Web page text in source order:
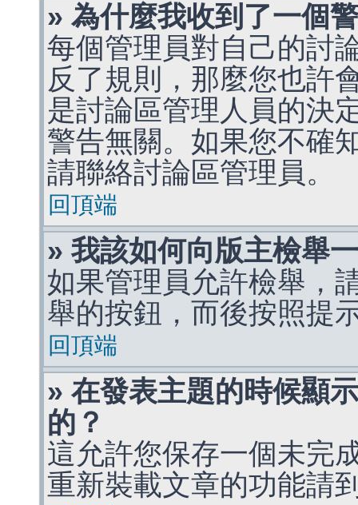
» 為什麼我收到了一個
每個管理員對自己的討
反了規則，那麼您也許
是討論區管理人員的決
警告無關。如果您不確
請聯絡討論區管理員。
回頂端
» 我該如何向版主檢舉
如果管理員允許檢舉，
舉的按鈕，而後按照提
回頂端
» 在發表主題的時候顯
的？
這允許您保存一個未完
重新裝載文章的功能請